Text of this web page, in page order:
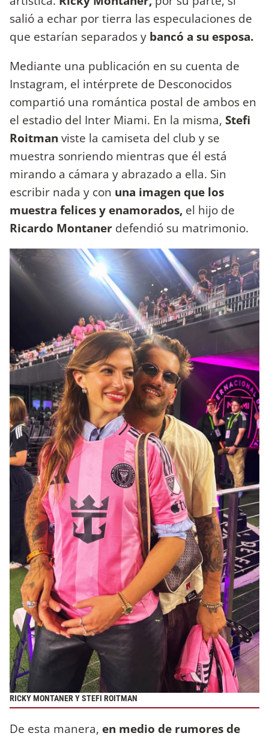
salió a echar por tierra las especulaciones de
que estarían separados y bancó a su esposa.
Mediante una publicación en su cuenta de
Instagram, el intérprete de Desconocidos
compartió una romántica postal de ambos en
el estadio del Inter Miami. En la misma, Stefi
Roitman viste la camiseta del club y se
muestra sonriendo mientras que él está
mirando a cámara y abrazado a ella. Sin
escribir nada y con una imagen que los
muestra felices y enamorados, el hijo de
Ricardo Montaner defendió su matrimonio.
RICKY MONTANER Y STEFI ROITMAN
De esta manera, en medio de rumores de